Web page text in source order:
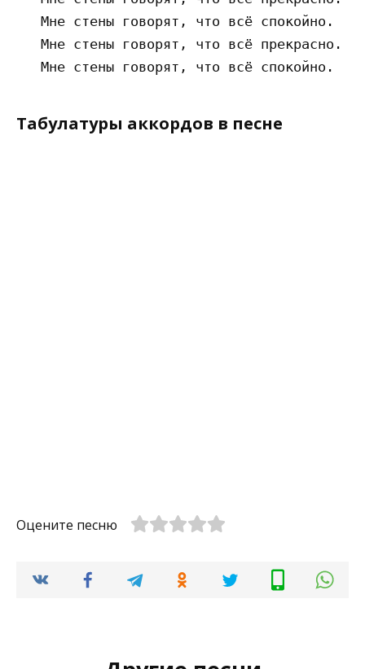
   Мне стены говорят, что всё спокойно.
   Мне стены говорят, что всё прекрасно.
Табулатуры аккордов в песне
Оцените песню